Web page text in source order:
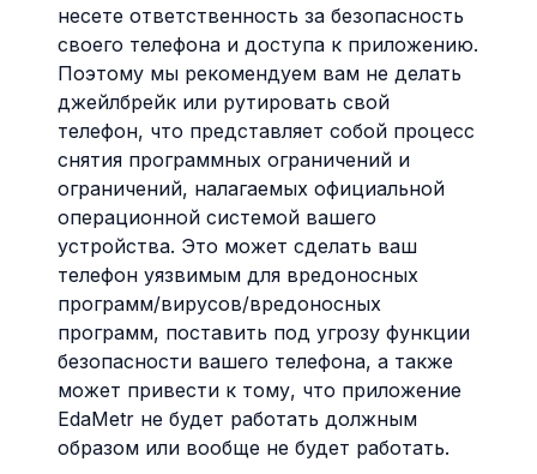
несете ответственность за безопасность
своего телефона и доступа к приложению.
Поэтому мы рекомендуем вам не делать
джейлбрейк или рутировать свой
телефон, что представляет собой процесс
снятия программных ограничений и
ограничений, налагаемых официальной
операционной системой вашего
устройства. Это может сделать ваш
телефон уязвимым для вредоносных
программ/вирусов/вредоносных
программ, поставить под угрозу функции
безопасности вашего телефона, а также
может привести к тому, что приложение
EdaMetr не будет работать должным
образом или вообще не будет работать.